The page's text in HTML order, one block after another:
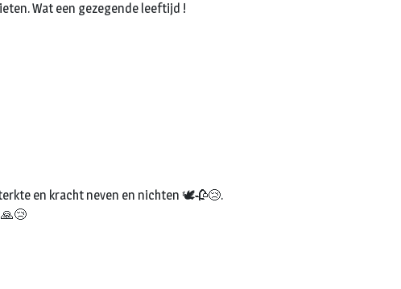
Wat een gezegende leeftijd !
en kracht neven en nichten 🕊🥀😢.